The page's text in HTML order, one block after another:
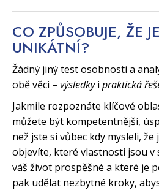
CO ZPŮSOBUJE, ŽE
UNIKÁTNÍ?
Žádný jiný test osobnosti a
obě věci – výsledkyi praktická
Jakmile rozpoznáte klíčové
můžete být kompetentnější,
než jste si vůbec kdy mysleli, že
objevíte, které vlastnosti jsou v
váš život prospěšné a které je
pak udělat nezbytné kroky,